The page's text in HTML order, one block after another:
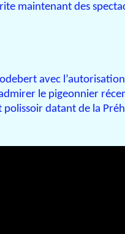
maintenant des
avec
le pigeonnier
datant de la